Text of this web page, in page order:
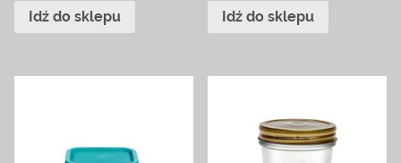
Idź do sklepu Idź do sklepu